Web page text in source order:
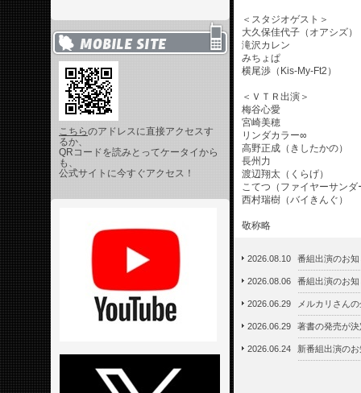
こちらのアドレスに直接アクセスす
るか、
QRコードを読みとってケータイから
も、
公式サイトに今すぐアクセス！
＜スタジオゲスト＞
大久保佳代子（オアシズ）
滝沢カレン
みちょぱ
横尾渉（Kis-My-Ft2）
＜ＶＴＲ出演＞
梅谷心愛
宮崎美穂
リンダカラー∞
高野正成（きしたかの）
長州力
渡辺翔太（くらげ）
こてつ（ファイヤーサンダ
西村瑞樹（バイきんぐ）
敬称略
2026.08.10 番組出演のお
2026.08.06 番組出演のお
2026.06.29 メルカリさん
2026.06.29 著書の発売が
2026.06.24 新番組出演の